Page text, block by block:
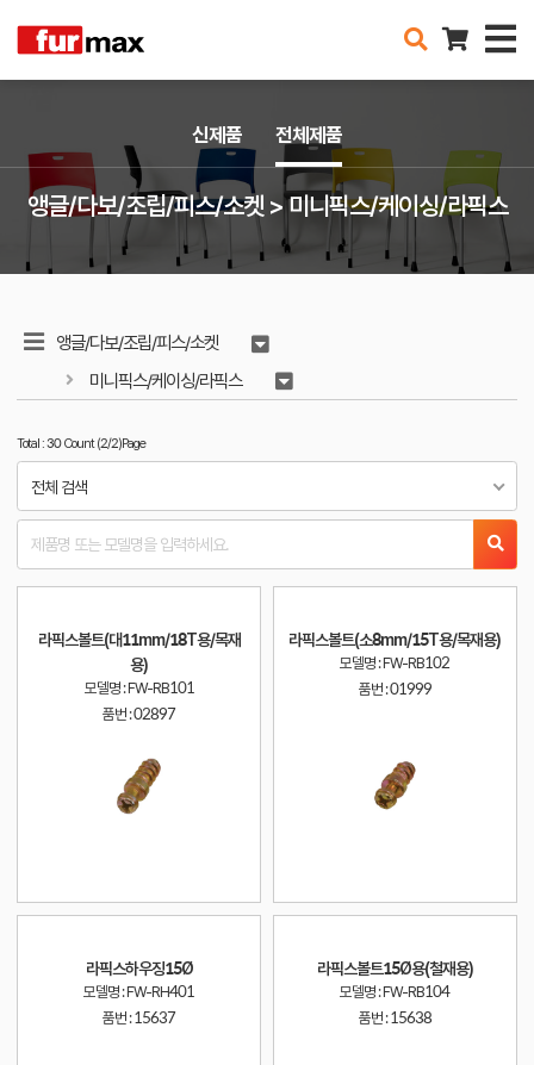
앵글/다보/조립/피스/소켓 > 미니픽스/케이싱/라픽스
신제품 전체제품
앵글/다보/조립/피스/소켓
미니픽스/케이싱/라픽스
전체 검색
Total : 30 Count (2/2)Page
라픽스볼트(대11mm/18T용/목재
용)
모델명 : FW-RB101
품번 :02897
라픽스볼트(소8mm/15T용/목재용)
모델명 : FW-RB102
품번 :01999
라픽스하우징15Ø
모델명 : FW-RH401
품번 :15637
라픽스볼트15Ø용(철재용)
모델명 : FW-RB104
품번 :15638